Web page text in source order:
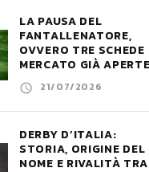
LA PAUSA DEL
FANTALLENATORE,
OVVERO TRE SCHEDE
MERCATO GIÀ APERTE
21/07/2026
DERBY D’ITALIA:
STORIA, ORIGINE DEL
NOME E RIVALITÀ TRA